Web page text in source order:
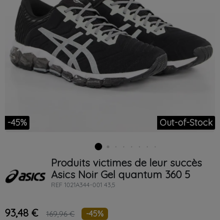
-45% Out-of-Stock
Produits victimes de leur succès
Asics Noir Gel quantum 360 5
REF 1021A344-001 43,5
93,48 € 169,96 € -45%